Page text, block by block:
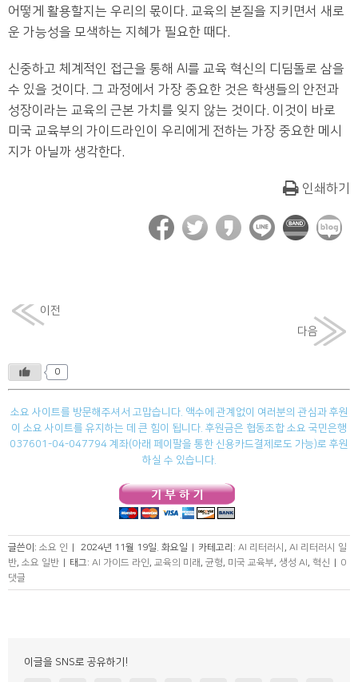
어떻게 활용할지는 우리의 몫이다. 교육의 본질을 지키면서 새로
운 가능성을 모색하는 지혜가 필요한 때다.
신중하고 체계적인 접근을 통해 AI를 교육 혁신의 디딤돌로 삼을
수 있을 것이다. 그 과정에서 가장 중요한 것은 학생들의 안전과
성장이라는 교육의 근본 가치를 잊지 않는 것이다. 이것이 바로
미국 교육부의 가이드라인이 우리에게 전하는 가장 중요한 메시
지가 아닐까 생각한다.
인쇄하기
이전
다음
0
소요 사이트를 방문해주셔서 고맙습니다. 액수에 관계없이 여러분의 관심과 후원
이 소요 사이트를 유지하는 데 큰 힘이 됩니다. 후원금은 협동조합 소요 국민은행
037601-04-047794 계좌(아래 페이팔을 통한 신용카드결제로도 가능)로 후원
하실 수 있습니다.
글쓴이: 소요 인 2024년 11월 19일. 화요일 카테고리: AI 리터러시 , AI 리터러시 일
반, 소요 일반 태그: AI 가이드 라인, 교육의 미래 , 균형, 미국 교육부, 생성 AI , 혁신
0
댓글
이글을 SNS로 공유하기!